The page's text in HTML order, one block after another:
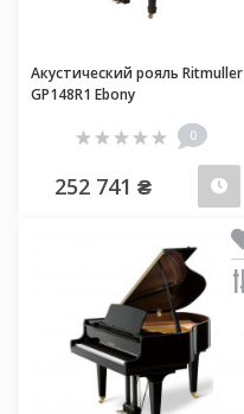
Акустический рояль Ritmuller
GP148R1 Ebony
0
252 741 ₴